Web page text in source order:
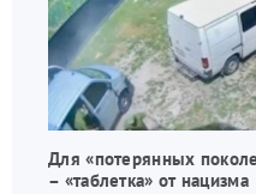
Для «потерянных
– «таблетка» от нацизма